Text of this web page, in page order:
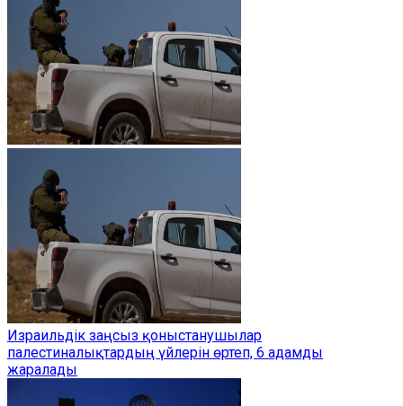
Израильдік заңсыз қоныстанушылар
палестиналықтардың үйлерін өртеп, 6 адамды
жаралады